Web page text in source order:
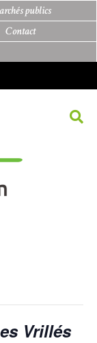
publics
Contact
Vrillés